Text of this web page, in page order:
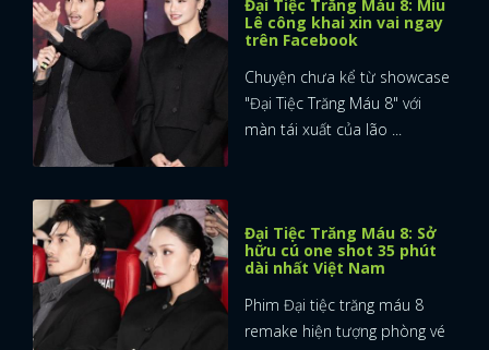
Đại Tiệc Trăng Máu 8: Miu
Lê công khai xin vai ngay
trên Facebook
Chuyện chưa kể từ showcase
"Đại Tiệc Trăng Máu 8" với
màn tái xuất của lão ...
Đại Tiệc Trăng Máu 8: Sở
hữu cú one shot 35 phút
dài nhất Việt Nam
Phim Đại tiệc trăng máu 8
remake hiện tượng phòng vé